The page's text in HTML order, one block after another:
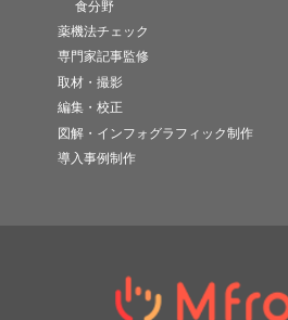
食分野
薬機法チェック
専門家記事監修
取材・撮影
編集・校正
図解・インフォグラフィック制作
導入事例制作